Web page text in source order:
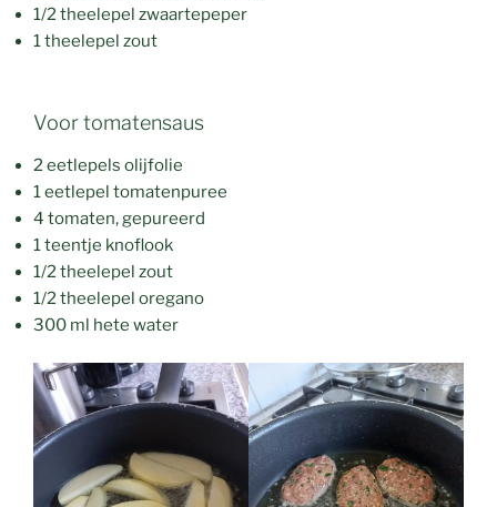
1/2 theelepel zwaartepeper
1 theelepel zout
Voor tomatensaus
2 eetlepels olijfolie
1 eetlepel tomatenpuree
4 tomaten, gepureerd
1 teentje knoflook
1/2 theelepel zout
1/2 theelepel oregano
300 ml hete water